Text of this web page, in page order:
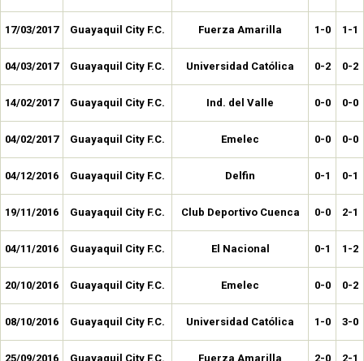
17/03/2017 Guayaquil City F.C. Fuerza Amarilla 1-0 1-1
04/03/2017 Guayaquil City F.C. Universidad Católica 0-2 0-2
14/02/2017 Guayaquil City F.C. Ind. del Valle 0-0 0-0
04/02/2017 Guayaquil City F.C. Emelec 0-0 0-0
04/12/2016 Guayaquil City F.C. Delfin 0-1 0-1
19/11/2016 Guayaquil City F.C. Club Deportivo Cuenca 0-0 2-1
04/11/2016 Guayaquil City F.C. El Nacional 0-1 1-2
20/10/2016 Guayaquil City F.C. Emelec 0-0 0-2
08/10/2016 Guayaquil City F.C. Universidad Católica 1-0 3-0
25/09/2016 Guayaquil City F.C. Fuerza Amarilla 2-0 2-1